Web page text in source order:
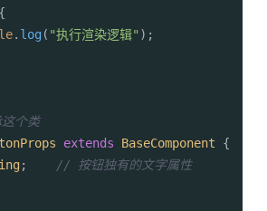
. log( "执行渲染逻辑" );
个类
extends BaseComponent {
;
// 按钮独有的文字属性